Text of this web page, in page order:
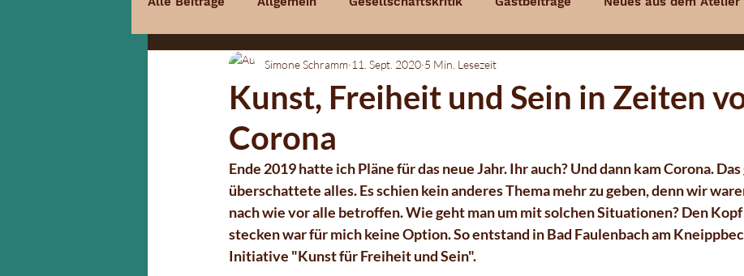
Neues aus meinem Atelier Vlog/ Blog Kunst und Lyrik
Kunst, Freiheit und Sein in Zeiten
Corona
Simone Schramm 11. Sept. 2020 5 Min. Lesezeit
Ende 2019 hatte ich Pläne für das neue Jahr. Ihr auch? Und dann kam Corona.
überschattete alles. Es schien kein anderes Thema mehr zu geben, denn wir
nach wie vor alle betroffen. Wie geht man um mit solchen Situationen? Den Kopf
stecken war für mich keine Option. So entstand in Bad Faulenbach am
Initiative "Kunst für Freiheit und Sein".